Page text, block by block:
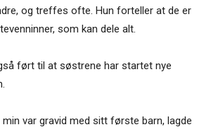
og treffes ofte. Hun forteller at de er
som kan dele alt.
ført til at søstrene har startet nye
var gravid med sitt første barn, lagde